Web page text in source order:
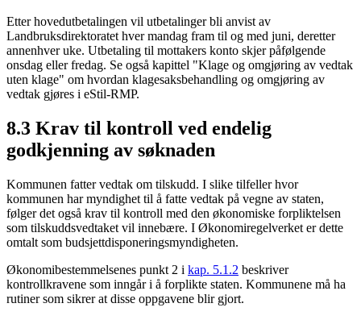
Etter hovedutbetalingen vil utbetalinger bli anvist av
Landbruksdirektoratet hver mandag fram til og med juni, deretter
annenhver uke. Utbetaling til mottakers konto skjer påfølgende
onsdag eller fredag. Se også kapittel "Klage og omgjøring av vedtak
uten klage" om hvordan klagesaksbehandling og omgjøring av
vedtak gjøres i eStil-RMP.
8.3 Krav til kontroll ved endelig
godkjenning av søknaden
Kommunen fatter vedtak om tilskudd. I slike tilfeller hvor
kommunen har myndighet til å fatte vedtak på vegne av staten,
følger det også krav til kontroll med den økonomiske forpliktelsen
som tilskuddsvedtaket vil innebære. I Økonomiregelverket er dette
omtalt som budsjettdisponeringsmyndigheten.
Økonomibestemmelsenes punkt 2 i kap. 5.1.2 beskriver
kontrollkravene som inngår i å forplikte staten. Kommunene må ha
rutiner som sikrer at disse oppgavene blir gjort.